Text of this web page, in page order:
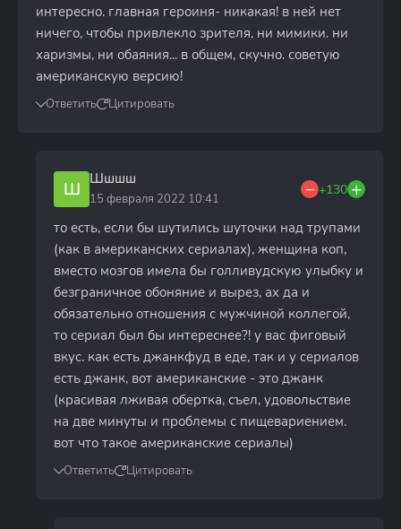
интересно. главная героиня- никакая! в ней нет
ничего, чтобы привлекло зрителя, ни мимики. ни
харизмы, ни обаяния... в общем, скучно. советую
американскую версию!
Ответить Цитировать
Ш Шшшш
15 февраля 2022 10:41
+130
то есть, если бы шутились шуточки над трупами
(как в американских сериалах), женщина коп,
вместо мозгов имела бы голливудскую улыбку и
безграничное обоняние и вырез, ах да и
обязательно отношения с мужчиной коллегой,
то сериал был бы интереснее?! у вас фиговый
вкус. как есть джанкфуд в еде, так и у сериалов
есть джанк, вот американские - это джанк
(красивая лживая обертка, съел, удовольствие
на две минуты и проблемы с пищевариением.
вот что такое американские сериалы)
Ответить Цитировать